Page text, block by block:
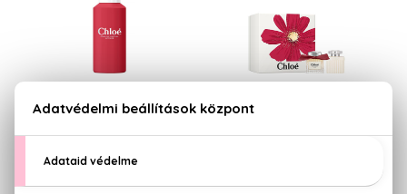
CHLOÉ
Chloé L'Eau De Parfum
Eau De Parfum Intense
Chloé L'Eau De Parfum